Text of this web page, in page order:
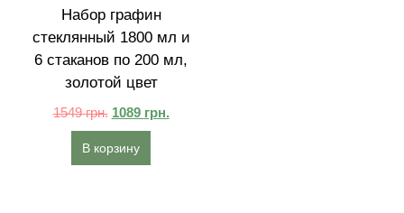
Набор графин
стеклянный 1800 мл и
6 стаканов по 200 мл,
золотой цвет
1549грн. 1089 грн.
В корзину